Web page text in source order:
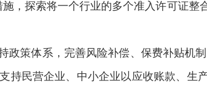
，探索将一个行业的多个准入许可证
政策体系，完善风险补偿、保费补贴机
持民营企业、中小企业以应收账款、生